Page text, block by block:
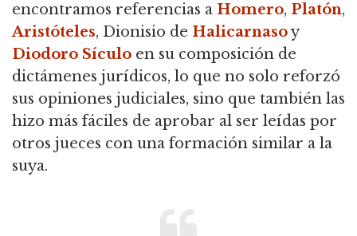
encontramos referencias a Homero, Platón,
Aristóteles, Dionisio de Halicarnasoy
Diodoro Sículo en su composición de
dictámenes jurídicos, lo que no solo reforzó
sus opiniones judiciales, sino que también las
hizo más fáciles de aprobar al ser leídas por
otros jueces con una formación similar a la
suya.